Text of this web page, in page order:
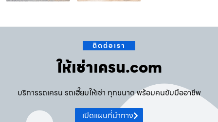
ติดต่อเรา
ให้เช่าเครน.com
บริการรถเครน รถเฮี๊ยบให้เช่า ทุกขนาด พร้อมคนขับมืออาชีพ
เปิดแผนที่นำทาง